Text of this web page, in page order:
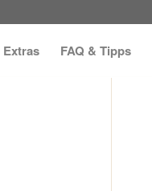
Extras FAQ & Tipps